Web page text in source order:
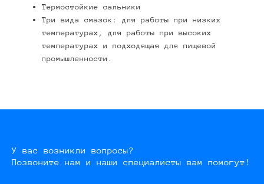
Термостойкие сальники
Три вида смазок: для работы при низких
температурах, для работы при высоких
температурах и подходящая для пищевой
промышленности.
У вас возникли вопросы?
Позвоните нам и наши специалисты вам помогут!